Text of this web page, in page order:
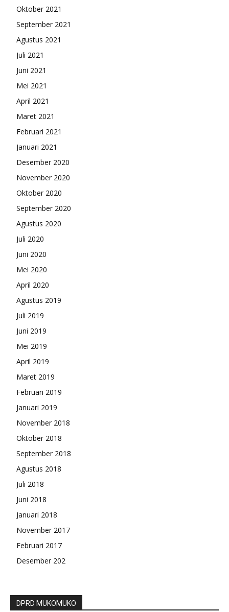
Oktober 2021
September 2021
Agustus 2021
Juli 2021
Juni 2021
Mei 2021
April 2021
Maret 2021
Februari 2021
Januari 2021
Desember 2020
November 2020
Oktober 2020
September 2020
Agustus 2020
Juli 2020
Juni 2020
Mei 2020
April 2020
Agustus 2019
Juli 2019
Juni 2019
Mei 2019
April 2019
Maret 2019
Februari 2019
Januari 2019
November 2018
Oktober 2018
September 2018
Agustus 2018
Juli 2018
Juni 2018
Januari 2018
November 2017
Februari 2017
Desember 202
DPRD MUKOMUKO